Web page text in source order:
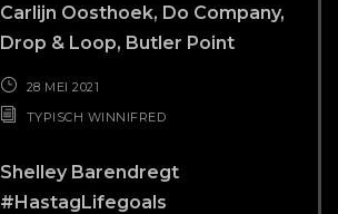
Carlijn Oosthoek, Do Company,
Drop & Loop, Butler Point
28 MEI 2021
TYPISCH WINNIFRED
Shelley Barendregt
#HastagLifegoals